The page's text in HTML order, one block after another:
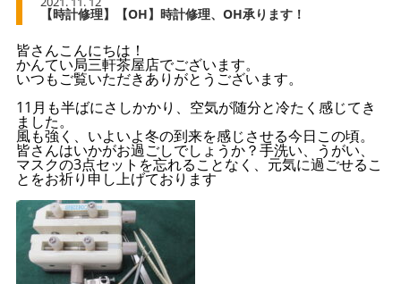
【時計修理】【OH】時計修理、OH承ります！
皆さんこんにちは！
かんてい局三軒茶屋店でございます。
いつもご覧いただきありがとうございます。
11月も半ばにさしかかり、空気が随分と冷たく感じてき
ました。
風も強く、いよいよ冬の到来を感じさせる今日この頃。
皆さんはいかがお過ごしでしょうか？手洗い、うがい、
マスクの3点セットを忘れることなく、元気に過ごせるこ
とをお祈り申し上げております